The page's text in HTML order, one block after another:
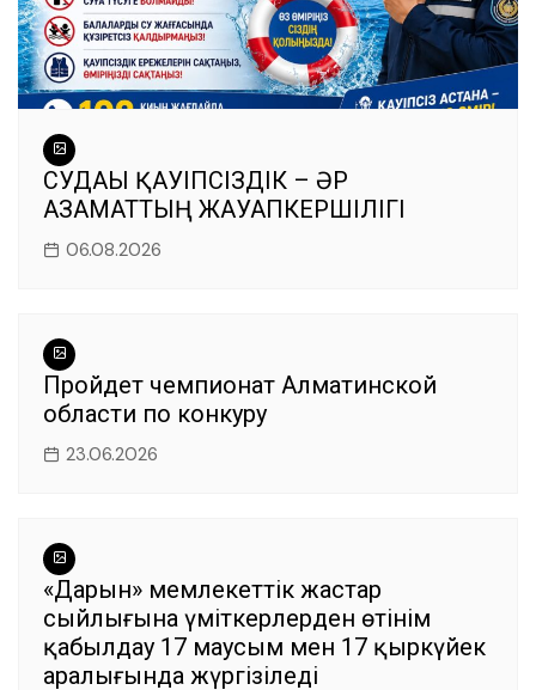
СУДАҒЫ ҚАУІПСІЗДІК – ӘР
АЗАМАТТЫҢ ЖАУАПКЕРШІЛІГІ
06.08.2026
Пройдет чемпионат Алматинской
области по конкуру
23.06.2026
«Дарын» мемлекеттік жастар
сыйлығына үміткерлерден өтінім
қабылдау 17 маусым мен 17 қыркүйек
аралығында жүргізіледі